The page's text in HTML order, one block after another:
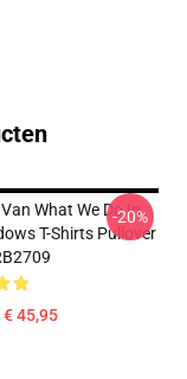
What We Do In
T-Shirts Pullover
€ 45,95
-20%